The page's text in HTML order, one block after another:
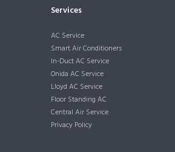
Services
AC Service
Smart Air Conditioners
In-Duct AC Service
Onida AC Service
Lloyd AC Service
Floor Standing AC
Central Air Service
Privacy Policy